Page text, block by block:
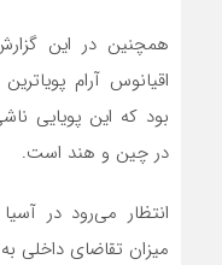
همچنین در این
بود که این پویایی
در چین و هند است.
انتظار می‌رود در
میزان تقاضای داخلی